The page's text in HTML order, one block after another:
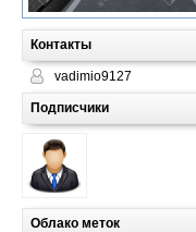
Контакты
vadimio9127
Подписчики
Облако меток